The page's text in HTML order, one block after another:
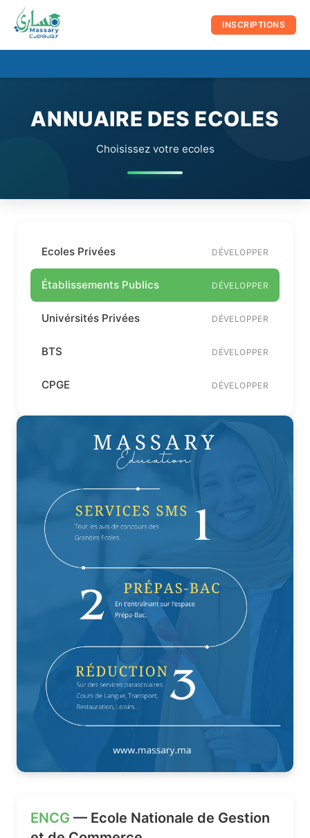
contenu
INSCRIPTIONS
ANNUAIRE DES ECOLES
Choisissez votre ecoles
Ecoles Privées DÉVELOPPER
Établissements Publics DÉVELOPPER
Univérsités Privées DÉVELOPPER
BTS DÉVELOPPER
CPGE DÉVELOPPER
ENCG — Ecole Nationale de Gestion